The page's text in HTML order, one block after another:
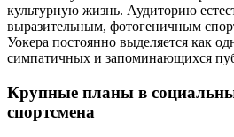
культурную жизнь. Аудиторию
выразительным, фотогеничным
Уокера постоянно выделяется как
симпатичных и запоминающихся
Крупные планы в
спортсмена